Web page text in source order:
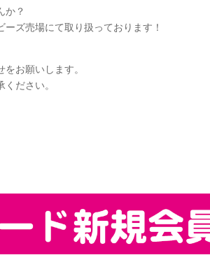
か？
ズ売場にて取り扱っております！
お願いします。
ださい。